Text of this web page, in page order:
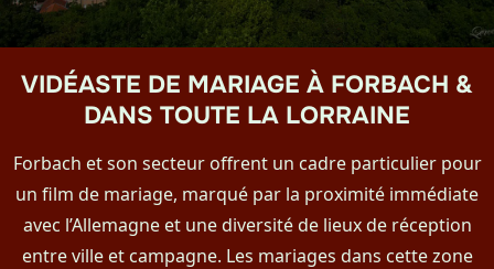
VIDÉASTE DE MARIAGE À FORBACH &
DANS TOUTE LA LORRAINE
Forbach et son secteur offrent un cadre particulier pour
un film de mariage, marqué par la proximité immédiate
avec l’Allemagne et une diversité de lieux de réception
entre ville et campagne. Les mariages dans cette zone